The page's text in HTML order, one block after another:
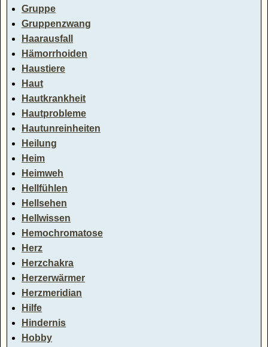
Gruppe
Gruppenzwang
Haarausfall
Hämorrhoiden
Haustiere
Haut
Hautkrankheit
Hautprobleme
Hautunreinheiten
Heilung
Heim
Heimweh
Hellfühlen
Hellsehen
Hellwissen
Hemochromatose
Herz
Herzchakra
Herzerwärmer
Herzmeridian
Hilfe
Hindernis
Hobby